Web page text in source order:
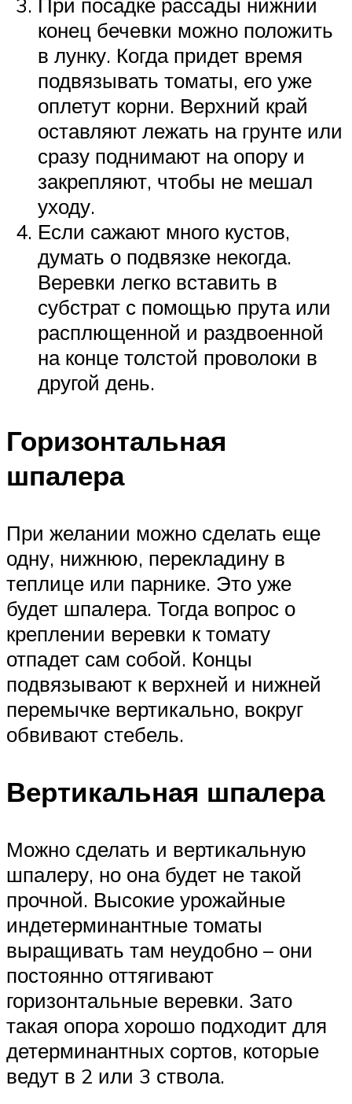
При посадке рассады нижний
конец бечевки можно положить
в лунку. Когда придет время
подвязывать томаты, его уже
оплетут корни. Верхний край
оставляют лежать на грунте или
сразу поднимают на опору и
закрепляют, чтобы не мешал
уходу.
Если сажают много кустов,
думать о подвязке некогда.
Веревки легко вставить в
субстрат с помощью прута или
расплющенной и раздвоенной
на конце толстой проволоки в
другой день.
Горизонтальная
шпалера
При желании можно сделать еще
одну, нижнюю, перекладину в
теплице или парнике. Это уже
будет шпалера. Тогда вопрос о
креплении веревки к томату
отпадет сам собой. Концы
подвязывают к верхней и нижней
перемычке вертикально, вокруг
обвивают стебель.
Вертикальная шпалера
Можно сделать и вертикальную
шпалеру, но она будет не такой
прочной. Высокие урожайные
индетерминантные томаты
выращивать там неудобно – они
постоянно оттягивают
горизонтальные веревки. Зато
такая опора хорошо подходит для
детерминантных сортов, которые
ведут в 2 или 3 ствола.